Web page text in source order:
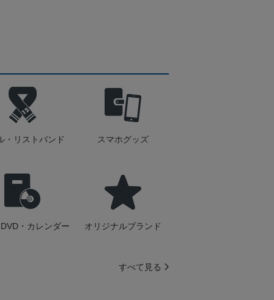
・リストバンド スマホグッズ
・カレンダー オリジナルブランド
すべて見る